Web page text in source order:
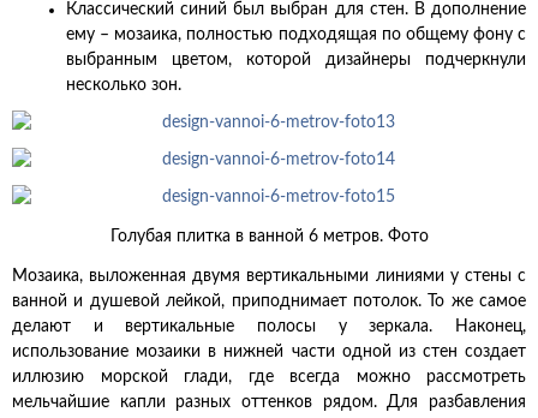
Классический синий был выбран для стен. В дополнение
ему – мозаика, полностью подходящая по общему фону с
выбранным цветом, которой дизайнеры подчеркнули
несколько зон.
Голубая плитка в ванной 6 метров. Фото
Мозаика, выложенная двумя вертикальными линиями у стены с
ванной и душевой лейкой, приподнимает потолок. То же самое
делают и вертикальные полосы у зеркала. Наконец,
использование мозаики в нижней части одной из стен создает
иллюзию морской глади, где всегда можно рассмотреть
мельчайшие капли разных оттенков рядом. Для разбавления